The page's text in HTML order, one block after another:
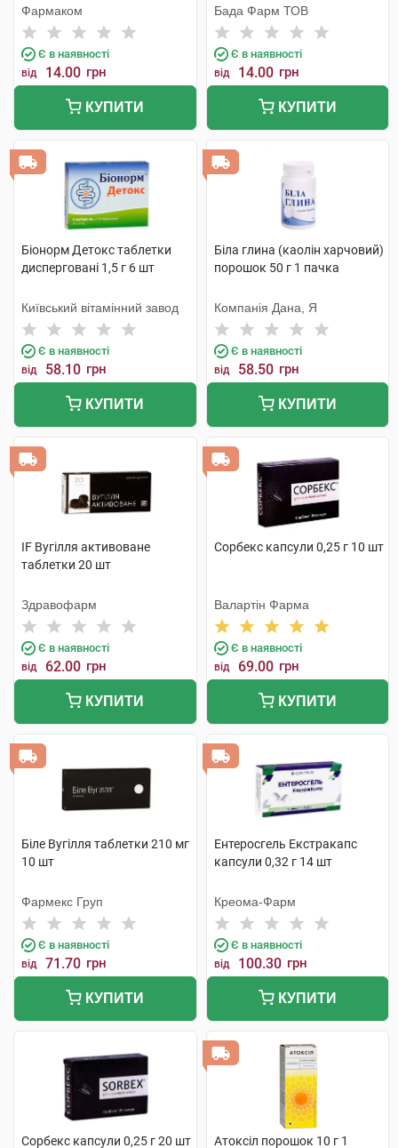
Фармаком
Є в наявності
від 14.00 грн
КУПИТИ
Бада Фарм ТОВ
Є в наявності
від 14.00 грн
КУПИТИ
Біонорм Детокс таблетки
дисперговані 1,5 г 6 шт
Київський вітамінний завод
Є в наявності
від 58.10 грн
КУПИТИ
Біла глина (каолін харчовий)
порошок 50 г 1 пачка
Компанія Дана, Я
Є в наявності
від 58.50 грн
КУПИТИ
IF Вугілля активоване
таблетки 20 шт
Здравофарм
Є в наявності
від 62.00 грн
КУПИТИ
Сорбекс капсули 0,25 г 10 шт
Валартін Фарма
Є в наявності
від 69.00 грн
КУПИТИ
Біле Вугілля таблетки 210 мг
10 шт
Фармекс Груп
Є в наявності
від 71.70 грн
КУПИТИ
Ентеросгель Екстракапс
капсули 0,32 г 14 шт
Креома-Фарм
Є в наявності
від 100.30 грн
КУПИТИ
Сорбекс капсули 0,25 г 20 шт Атоксіл порошок 10 г 1